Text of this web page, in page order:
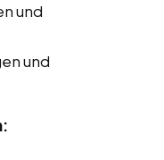
und
und